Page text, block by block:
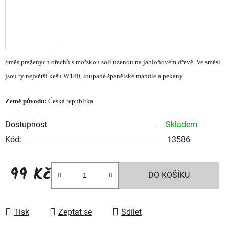
Směs pražených ořechů s mořskou solí uzenou na jabloňovém dřevě. Ve směsi
jsou ty největší kešu W180, loupané španělské mandle a pekany.
Země původu: Česká republika
Dostupnost
Skladem
Kód:
13586
99 Kč DO KOŠÍKU
Tisk Zeptat se Sdílet